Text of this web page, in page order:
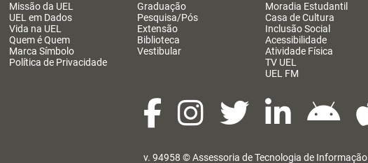
Missão da UEL
UEL em Dados
Vida na UEL
Quem é Quem
Marca Símbolo
Política de Privacidade
Graduação
Pesquisa/Pós
Extensão
Biblioteca
Vestibular
Moradia Estudantil
Casa de Cultura
Inclusão Social
Acessibilidade
Atividade Física
TV UEL
UEL FM
v. 94958 ©Assessoria de Tecnologia de Informação